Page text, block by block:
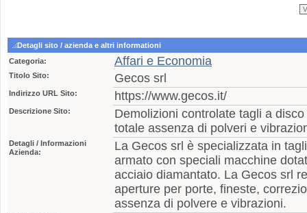
Detagli sito / azienda e altri informationi
Categoria:
Affari e Economia
Titolo Sito: Gecos srl
Indirizzo URL Sito: https://www.gecos.it/
Descrizione Sito:
Demolizioni controlate tagli a
totale assenza di polveri e
Detagli / Informazioni
Azienda:
La Gecos srl è specializzata in
armato con speciali macchine
acciaio diamantato. La Gecos srl
aperture per porte, fineste,
assenza di polvere e vibrazioni.